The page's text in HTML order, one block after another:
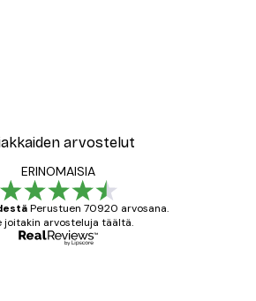
arvostelut
ERINOMAISIA
Perustuen 70920 arvosana.
joitakin arvosteluja täältä.